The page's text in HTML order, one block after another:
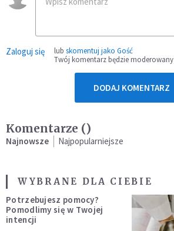
Zaloguj się lub skomentuj jako Gość
Twój komentarz będzie moderowany
DODAJ KOMENTARZ
Komentarze ()
Najnowsze Najpopularniejsze
WYBRANE DLA CIEBIE
Potrzebujesz pomocy?
Pomodlimy się w Twojej
intencji